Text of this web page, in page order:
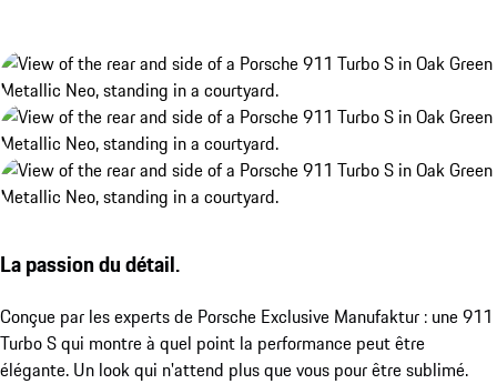
La passion du détail.
Conçue par les experts de Porsche Exclusive Manufaktur : une 911
Turbo S qui montre à quel point la performance peut être
élégante. Un look qui n'attend plus que vous pour être sublimé.